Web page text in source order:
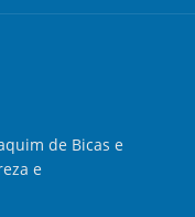
de Bicas e
e